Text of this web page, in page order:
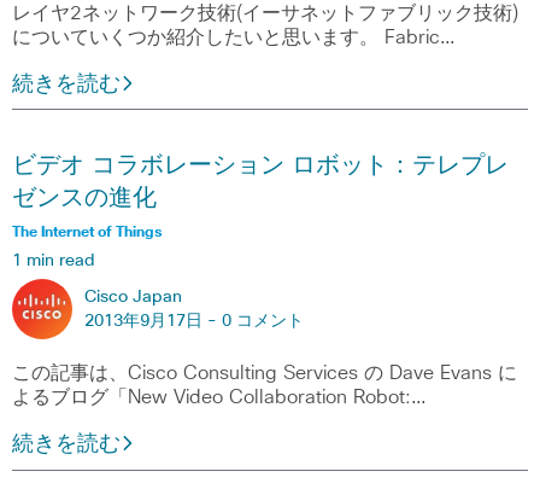
レイヤ2ネットワーク技術(イーサネットファブリック技術)
についていくつか紹介したいと思います。 Fabric…
続きを読む
ビデオ コラボレーション ロボット：テレプレ
ゼンスの進化
The Internet of Things
1 min read
Cisco Japan
2013年9月17日 - 0 コメント
この記事は、Cisco Consulting Services の Dave Evans に
よるブログ「New Video Collaboration Robot:…
続きを読む